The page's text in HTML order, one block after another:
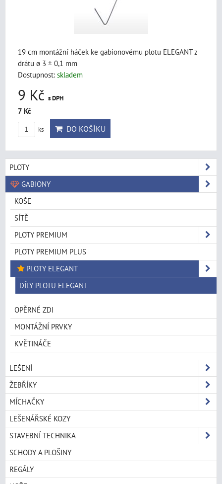
19 cm montážní háček ke gabionovému plotu ELEGANT z
drátu ø 3 ± 0,1 mm
Dostupnost: skladem
9 Kč s DPH
7 Kč
ks DO KOŠÍKU
PLOTY
GABIONY
KOŠE
SÍTĚ
PLOTY PREMIUM
PLOTY PREMIUM PLUS
PLOTY ELEGANT
DÍLY PLOTU ELEGANT
OPĚRNÉ ZDI
MONTÁŽNÍ PRVKY
KVĚTINÁČE
LEŠENÍ
ŽEBŘÍKY
MÍCHAČKY
LEŠENÁŘSKÉ KOZY
STAVEBNÍ TECHNIKA
SCHODY A PLOŠINY
REGÁLY